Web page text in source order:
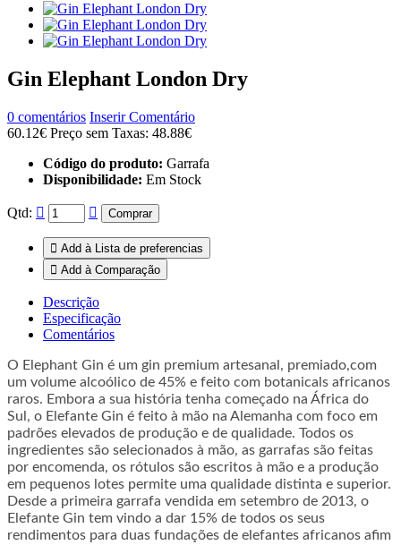
Gin Elephant London Dry
0 comentários Inserir Comentário
60.12€ Preço sem Taxas: 48.88€
Código do produto: Garrafa
Disponibilidade: Em Stock
Qtd: Comprar
Add à Lista de preferencias
Add à Comparação
Descrição
Especificação
Comentários
O Elephant Gin é um gin premium artesanal, premiado,com
um volume alcoólico de 45% e feito com botanicals africanos
raros. Embora a sua história tenha começado na África do
Sul, o Elefante Gin é feito à mão na Alemanha com foco em
padrões elevados de produção e de qualidade. Todos os
ingredientes são selecionados à mão, as garrafas são feitas
por encomenda, os rótulos são escritos à mão e a produção
em pequenos lotes permite uma qualidade distinta e superior.
Desde a primeira garrafa vendida em setembro de 2013, o
Elefante Gin tem vindo a dar 15% de todos os seus
rendimentos para duas fundações de elefantes africanos afim